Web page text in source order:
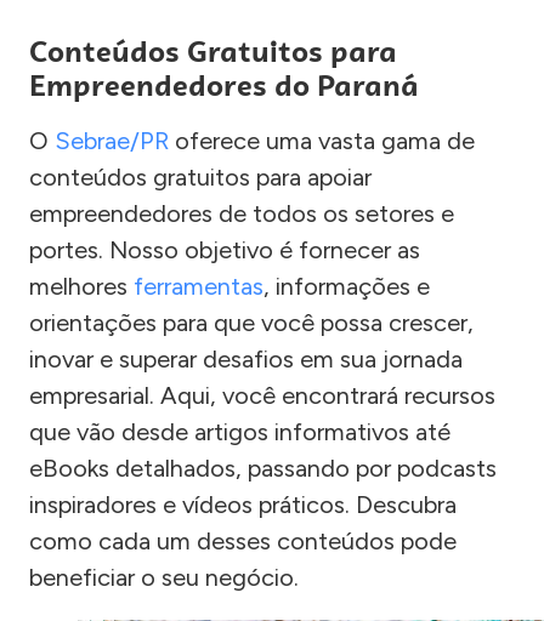
Conteúdos Gratuitos para
Empreendedores do Paraná
O Sebrae/PR oferece uma vasta gama de
conteúdos gratuitos para apoiar
empreendedores de todos os setores e
portes. Nosso objetivo é fornecer as
melhores ferramentas, informações e
orientações para que você possa crescer,
inovar e superar desafios em sua jornada
empresarial. Aqui, você encontrará recursos
que vão desde artigos informativos até
eBooks detalhados, passando por podcasts
inspiradores e vídeos práticos. Descubra
como cada um desses conteúdos pode
beneficiar o seu negócio.